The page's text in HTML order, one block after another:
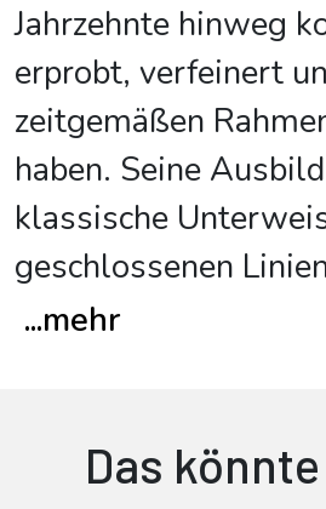
Jahrzehnte hinweg
erprobt, verfeinert
zeitgemäßen
haben. Seine
klassische
geschlossenen
...mehr
Das